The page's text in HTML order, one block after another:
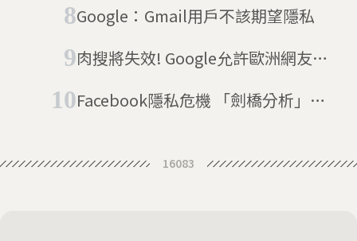
Google：Gmail用戶不該期望隱私
肉搜將失效! Google允許歐洲網友刪
Facebook隱私危機 「劍橋分析」被
16083